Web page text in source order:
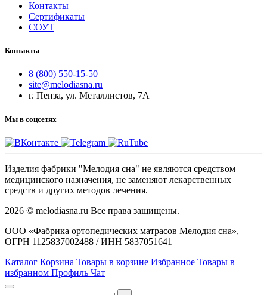
Контакты
Сертификаты
СОУТ
Контакты
8 (800) 550-15-50
site@melodiasna.ru
г. Пенза, ул. Металлистов, 7А
Мы в соцсетях
Изделия фабрики "Мелодия сна" не являются средством
медицинского назначения, не заменяют лекарственных
средств и других методов лечения.
2026 © melodiasna.ru Все права защищены.
ООО «Фабрика ортопедических матрасов Мелодия сна»,
ОГРН 1125837002488 / ИНН 5837051641
Каталог Корзина Товары в корзине Избранное Товары в
избранном Профиль Чат